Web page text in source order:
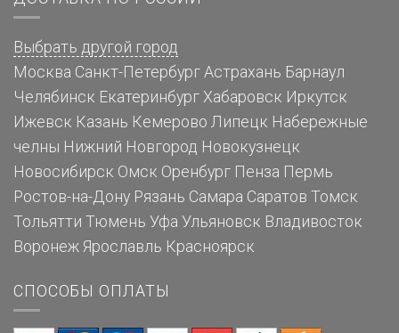
Выбрать другой город
Москва Санкт-Петербург Астрахань Барнаул
Челябинск Екатеринбург Хабаровск Иркутск
Ижевск Казань Кемерово Липецк Набережные
челны Нижний Новгород Новокузнецк
Новосибирск Омск Оренбург Пенза Пермь
Ростов-на-Дону Рязань Самара Саратов Томск
Тольятти Тюмень Уфа Ульяновск Владивосток
Воронеж Ярославль Красноярск
СПОСОБЫ ОПЛАТЫ